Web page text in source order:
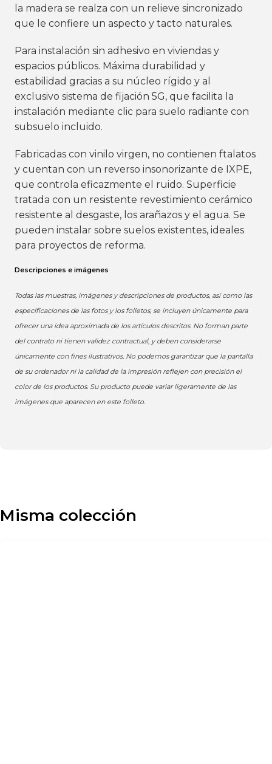
la madera se realza con un relieve sincronizado
que le confiere un aspecto y tacto naturales.
Para instalación sin adhesivo en viviendas y
espacios públicos. Máxima durabilidad y
estabilidad gracias a su núcleo rígido y al
exclusivo sistema de fijación 5G, que facilita la
instalación mediante clic para suelo radiante con
subsuelo incluido.
Fabricadas con vinilo virgen, no contienen ftalatos
y cuentan con un reverso insonorizante de IXPE,
que controla eficazmente el ruido. Superficie
tratada con un resistente revestimiento cerámico
resistente al desgaste, los arañazos y el agua. Se
pueden instalar sobre suelos existentes, ideales
para proyectos de reforma.
Descripciones e imágenes
Todas las muestras, imágenes y descripciones de productos, así como las
especificaciones de las fotos y los folletos, se incluyen únicamente para
ofrecer una idea aproximada de los artículos descritos. No forman parte
del contrato ni tienen validez contractual, y deben considerarse
únicamente con fines ilustrativos. No podemos garantizar que la pantalla
de su ordenador ni la calidad de la impresión reflejen con precisión el
color de los productos. Su producto puede variar ligeramente de las
imágenes que aparecen en este folleto.
Misma colección